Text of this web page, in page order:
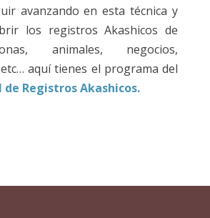
avanzando en esta técnica y
los registros Akashicos de
animales, negocios,
aquí tienes el programa del
Registros Akashicos.